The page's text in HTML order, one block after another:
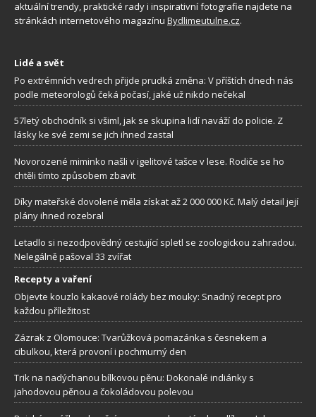
aktuální trendy, praktické rady i inspirativní fotografie najdete na
stránkách internetového magazínu Bydlimeutulne.cz.
Lidé a svět
Po extrémních vedrech přijde prudká změna: V příštích dnech nás
podle meteorologů čeká počasí, jaké už nikdo nečekal
57letý obchodník si všiml, jak se skupina lidí naváží do policie. Z
lásky ke své zemi se jich ihned zastal
Novorozené miminko našli v igelitové tašce v lese. Rodiče se ho
chtěli tímto způsobem zbavit
Díky mateřské dovolené měla získat až 2 000 000 Kč. Malý detail její
plány ihned rozebral
Letadlo si nezodpovědný cestující spletl se zoologickou zahradou.
Nelegálně pašoval 33 zvířat
Recepty a vaření
Objevte kouzlo kakaové rolády bez mouky: Snadný recept pro
každou příležitost
Zázrak z Olomouce: Tvarůžková pomazánka s česnekem a
cibulkou, která provoní i pochmurný den
Trik na nadýchanou bílkovou pěnu: Dokonalé indiánky s
jahodovou pěnou a čokoládovou polevou